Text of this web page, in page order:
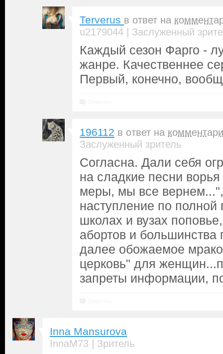
Terverus в ответ на
u2179044 | Заслуженный
Каждый сезон Фарго -
жанре. Качественнее
Первый, конечно,
196112 в ответ на
Заслуженный зритель
Согласна. Дали себя
на сладкие песни
меры, мы все
наступление по полной
школах и вузах
абортов и большинства
далее обожаемое
церковь" для
запреты информации,
Inna Mansurova
InnaM73 | Зритель